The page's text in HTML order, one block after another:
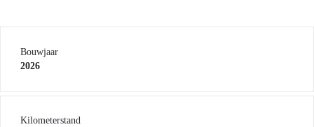
Bouwjaar
2026
Kilometerstand